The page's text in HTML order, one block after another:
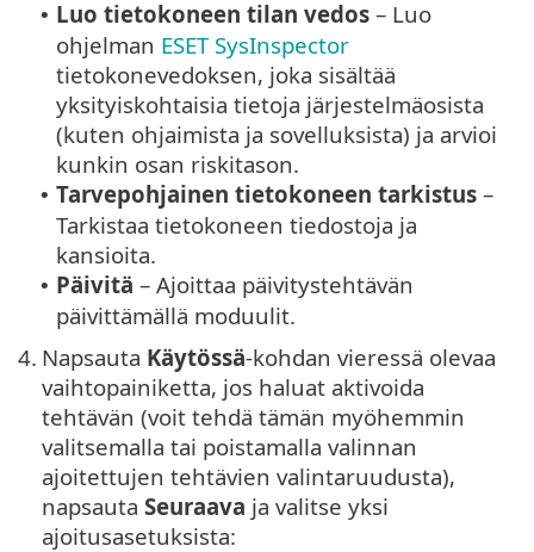
• Luo tietokoneen tilan vedos – Luo
ohjelman ESET SysInspector
tietokonevedoksen, joka sisältää
yksityiskohtaisia tietoja järjestelmäosista
(kuten ohjaimista ja sovelluksista) ja arvioi
kunkin osan riskitason.
• Tarvepohjainen tietokoneen tarkistus –
Tarkistaa tietokoneen tiedostoja ja
kansioita.
• Päivitä – Ajoittaa päivitystehtävän
päivittämällä moduulit.
4. Napsauta Käytössä-kohdan vieressä olevaa
vaihtopainiketta, jos haluat aktivoida
tehtävän (voit tehdä tämän myöhemmin
valitsemalla tai poistamalla valinnan
ajoitettujen tehtävien valintaruudusta),
napsauta Seuraava ja valitse yksi
ajoitusasetuksista: